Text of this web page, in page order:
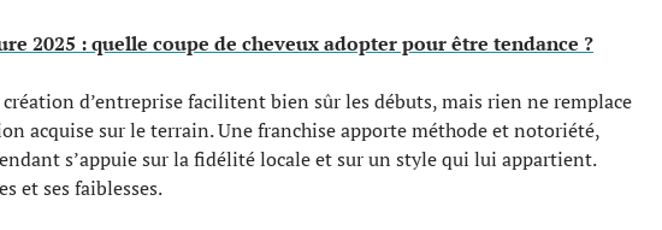
2025 : quelle coupe de cheveux adopter pour être tendance ?
d’entreprise facilitent bien sûr les débuts, mais rien ne remplace
acquise sur le terrain. Une franchise apporte méthode et notoriété,
s’appuie sur la fidélité locale et sur un style qui lui appartient.
et ses faiblesses.